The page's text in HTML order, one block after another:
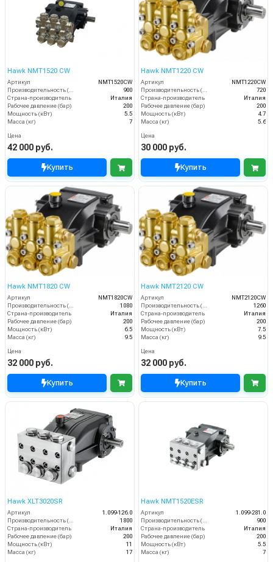
Hawk NMT1520 CW
Артикул
NMT1520CW
Производительность (л/ч)
900
Страна-производитель
Италия
Рабочее давление (бар)
200
Мощность (кВт)
5.5
Масса (кг)
7
Цена
42 000 руб.
Купить
Hawk NMT1220 CW
Артикул
NMT1220CW
Производительность (л/ч)
720
Страна-производитель
Италия
Рабочее давление (бар)
200
Мощность (кВт)
4.7
Масса (кг)
5.6
Цена
30 000 руб.
Купить
Hawk NMT1820 CW
Артикул
NMT1820CW
1080
Страна-производитель
Италия
Рабочее давление (бар)
200
Мощность (кВт)
6.5
Масса (кг)
9.5
Цена
32 000 руб.
Купить
Hawk NMT2120 CW
Артикул
NMT2120CW
1260
Страна-производитель
Италия
Рабочее давление (бар)
200
Мощность (кВт)
7.5
Масса (кг)
9.5
Цена
32 000 руб.
Купить
Hawk XLT3020SR
Артикул
1.099-126.0
Производительность (л/ч)
1800
Страна-производитель
Италия
Рабочее давление (бар)
200
Мощность (кВт)
11
Масса (кг)
17
Hawk NMT1520ESR
Артикул
1.099-281.0
Производительность (л/ч)
900
Страна-производитель
Италия
Рабочее давление (бар)
200
Мощность (кВт)
5.5
Масса (кг)
7